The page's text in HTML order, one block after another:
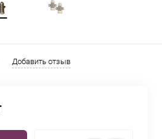
Добавить отзыв